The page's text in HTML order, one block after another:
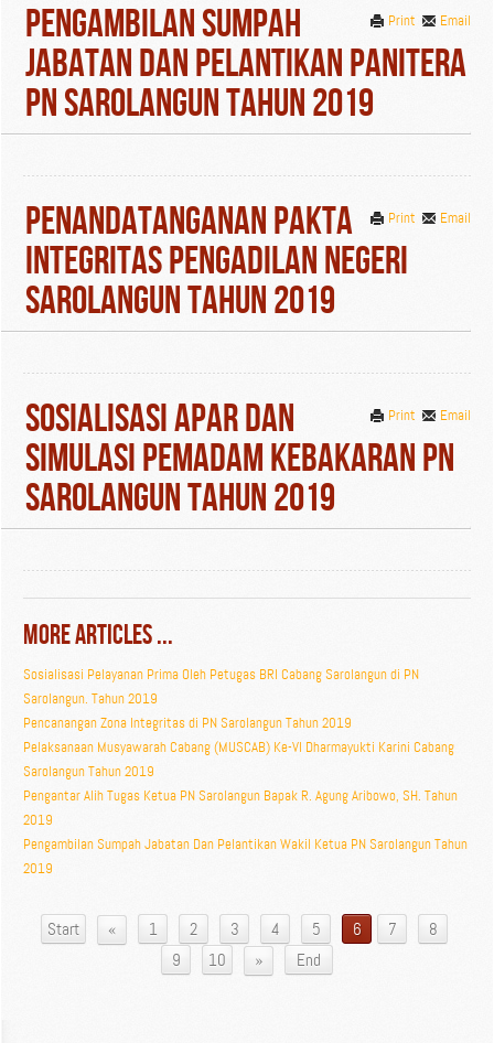
Email
Print
Pengambilan Sumpah
Jabatan Dan Pelantikan Panitera
PN Sarolangun Tahun 2019
Email
Print
Penandatanganan Pakta
Integritas Pengadilan Negeri
Sarolangun Tahun 2019
Email
Print
Sosialisasi APAR dan
Simulasi Pemadam Kebakaran PN
Sarolangun Tahun 2019
More Articles ...
Sosialisasi Pelayanan Prima Oleh Petugas BRI Cabang Sarolangun di PN
Sarolangun. Tahun 2019
Pencanangan Zona Integritas di PN Sarolangun Tahun 2019
Pelaksanaan Musyawarah Cabang (MUSCAB) Ke-VI Dharmayukti Karini Cabang
Sarolangun Tahun 2019
Pengantar Alih Tugas Ketua PN Sarolangun Bapak R. Agung Aribowo, SH. Tahun
2019
Pengambilan Sumpah Jabatan Dan Pelantikan Wakil Ketua PN Sarolangun Tahun
2019
Start « 1 2 3 4 5 6 7
8
9
10 » End